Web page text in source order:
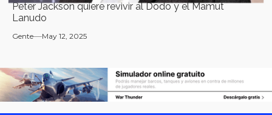
Peter Jackson quiere revivir al Dodo y el Mamut
Lanudo
Gente May 12, 2025